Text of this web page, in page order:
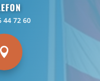
44 72 60
